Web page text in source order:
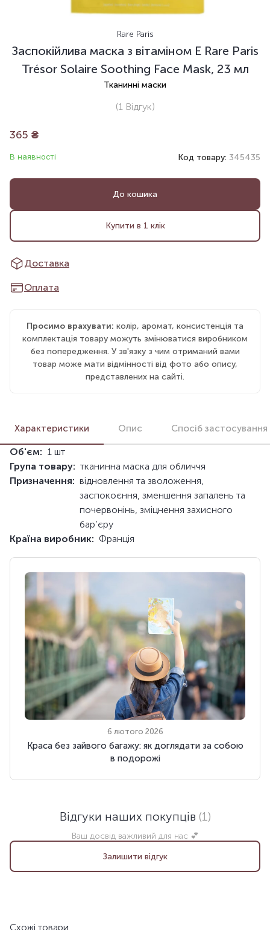
Rare Paris
Заспокійлива маска з вітаміном Е Rare Paris
Trésor Solaire Soothing Face Mask, 23 мл
Тканинні маски
(1Відгук)
365 ₴
В наявності Код товару: 345435
До кошика
Купити в 1 клік
Доставка
Оплата
Просимо врахувати: колір, аромат, консистенція та
комплектація товару можуть змінюватися виробником
без попередження. У зв'язку з чим отриманий вами
товар може мати відмінності від фото або опису,
представлених на сайті.
Характеристики Опис Спосіб застосування
Об'єм: 1 шт
Група товару: тканинна маска для обличчя
Призначення: відновлення та зволоження,
заспокоєння, зменшення запалень та
почервонінь, зміцнення захисного
бар’єру
Країна виробник: Франція
6 лютого 2026
Краса без зайвого багажу: як доглядати за собою
в подорожі
Відгуки наших покупців (1)
Ваш досвід важливий для нас 💕
Залишити відгук
Схожі товари